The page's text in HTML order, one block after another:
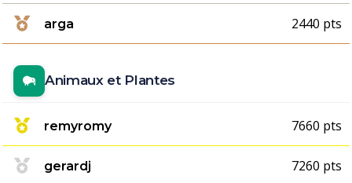
arga 2440 pts
Animaux et Plantes
remyromy 7660 pts
gerardj 7260 pts